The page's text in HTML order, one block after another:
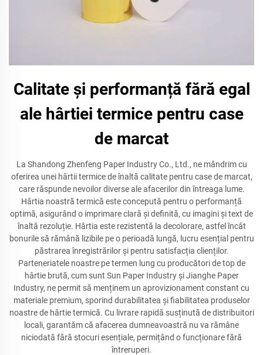
Calitate și performanță fără egal
ale hârtiei termice pentru case
de marcat
La Shandong Zhenfeng Paper Industry Co., Ltd., ne mândrim cu
oferirea unei hârtii termice de înaltă calitate pentru case de marcat,
care răspunde nevoilor diverse ale afacerilor din întreaga lume.
Hârtia noastră termică este concepută pentru o performanță
optimă, asigurând o imprimare clară și definită, cu imagini și text de
înaltă rezoluție. Hârtia este rezistentă la decolorare, astfel încât
bonurile să rămână lizibile pe o perioadă lungă, lucru esențial pentru
păstrarea înregistrărilor și pentru satisfacția clienților.
Parteneriatele noastre pe termen lung cu producători de top de
hârtie brută, cum sunt Sun Paper Industry și Jianghe Paper
Industry, ne permit să menținem un aprovizionament constant cu
materiale premium, sporind durabilitatea și fiabilitatea produselor
noastre de hârtie termică. Cu livrare rapidă susținută de distribuitori
locali, garantăm că afacerea dumneavoastră nu va rămâne
niciodată fără stocuri esențiale, permițând o funcționare fără
întreruperi.